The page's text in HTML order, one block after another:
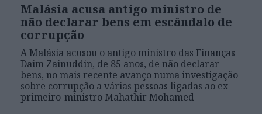
Malásia acusa antigo ministro de
não declarar bens em escândalo de
corrupção
A Malásia acusou o antigo ministro das Finanças
Daim Zainuddin, de 85 anos, de não declarar
bens, no mais recente avanço numa investigação
sobre corrupção a várias pessoas ligadas ao ex-
primeiro-ministro Mahathir Mohamed